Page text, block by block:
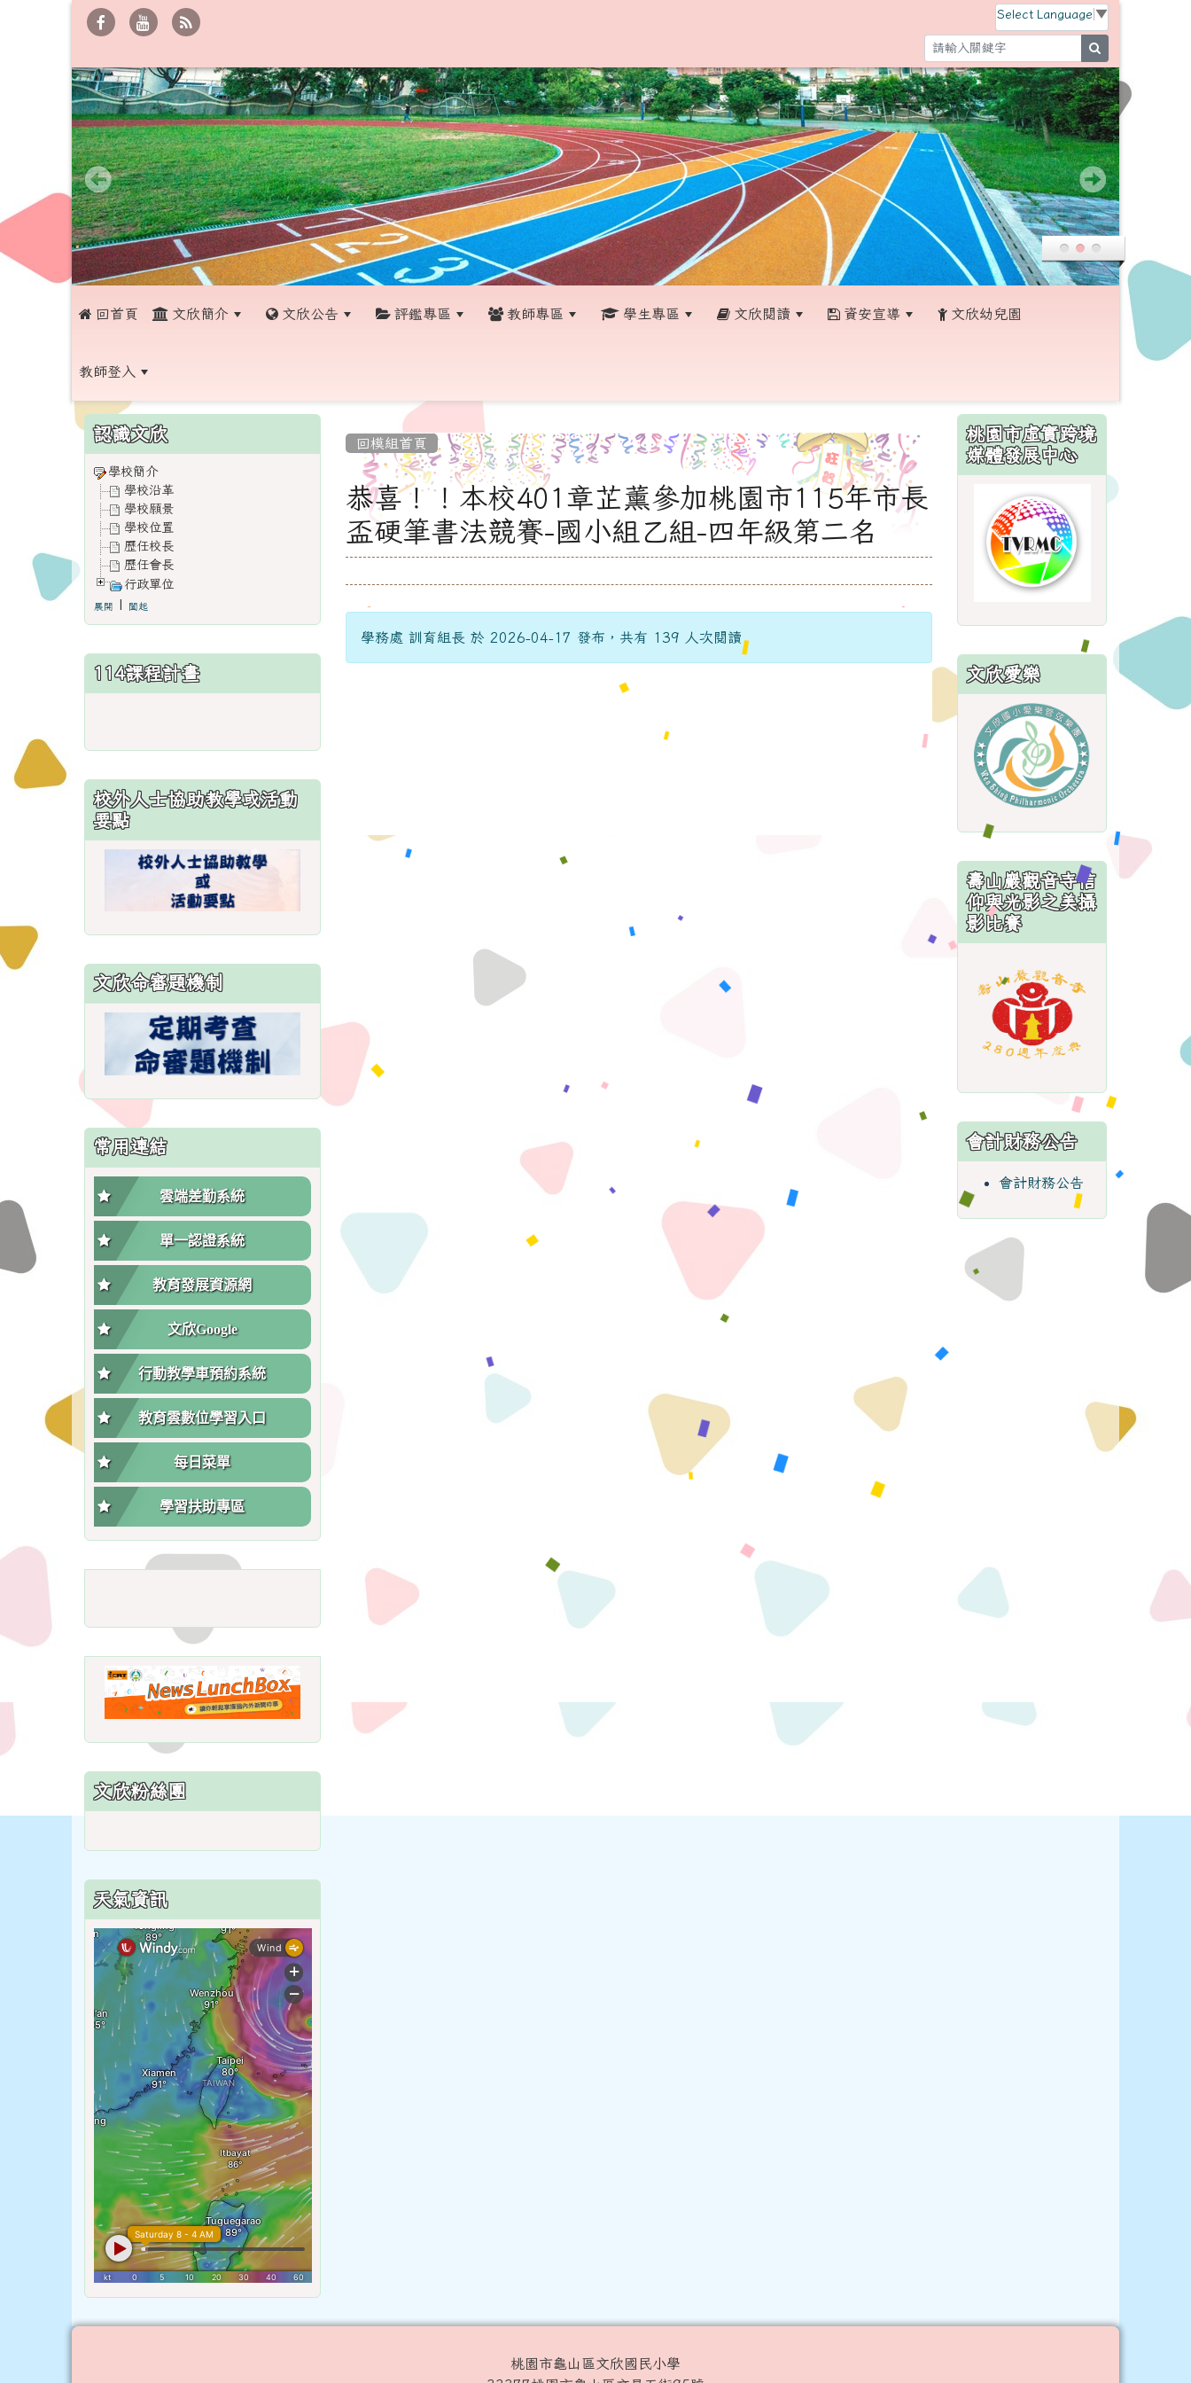
Select Language ▼
 回首頁 文欣簡介 文欣公告 評鑑專區 教師專區 學生專區 文欣閱讀 資安宣導 文欣幼兒園
教師登入
回模組首頁
恭喜！！本校401章芷薰參加桃園市115年市長
盃硬筆書法競賽-國小組乙組-四年級第二名
學務處 訓育組長 於 2026-04-17 發布，共有 139 人次閱讀
:::
認識文欣
學校簡介
學校沿革
學校願景
學校位置
歷任校長
歷任會長
行政單位
展開 | 闔起
114課程計畫
ncsn=11&nsn=29
\
校外人士協助教學或活動
要點
文欣命審題機制
常用連結
雲端差勤系統
單一認證系統
教育發展資源網
文欣Google
行動教學車預約系統
教育雲數位學習入口
每日菜單
學習扶助專區
https://roadsafetymonth.yam.com/
https://www.icrt.com.tw/app/news-
文欣粉絲團
天氣資訊
:::
桃園市虛實跨境
媒體發展中心
文欣愛樂
壽山巖觀音寺信
仰與光影之美攝
影比賽
會計財務公告
會計財務公告
桃園市龜山區文欣國民小學